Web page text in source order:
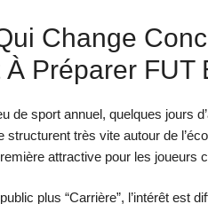
Change
À Préparer FUT
de sport annuel, quelques jours
structurent très vite autour de
attractive pour les joueurs
plus “Carrière”, l’intérêt est